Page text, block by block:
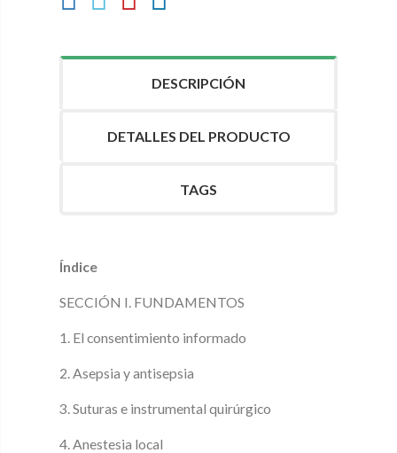
DESCRIPCIÓN
DETALLES DEL PRODUCTO
TAGS
Índice
SECCIÓN I. FUNDAMENTOS
1. El consentimiento informado
2. Asepsia y antisepsia
3. Suturas e instrumental quirúrgico
4. Anestesia local